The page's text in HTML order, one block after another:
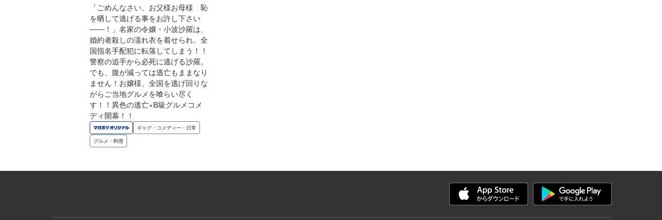
「ごめんなさい、お父様お母様 恥
を晒して逃げる事をお許し下さい
――！」名家の令嬢・小波沙羅は、
婚約者殺しの濡れ衣を着せられ、全
国指名手配犯に転落してしまう！！
警察の追手から必死に逃げる沙羅。
でも、腹が減っては逃亡もままなり
ません！お嬢様、全国を逃げ回りな
がらご当地グルメを喰らい尽く
す！！異色の逃亡×B級グルメコメ
ディ開幕！！
ギャグ・コメディー・日常
グルメ・料理